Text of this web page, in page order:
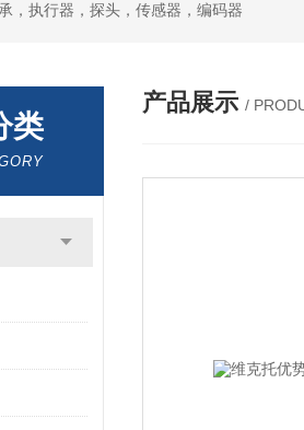
，执行器，探头，传感器，编码器
类
产品展示 /